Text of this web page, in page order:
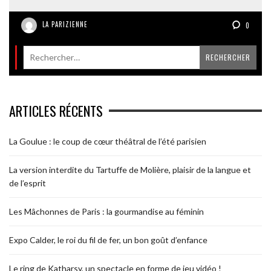
LA PARIZIENNE 0
ARTICLES RÉCENTS
La Goulue : le coup de cœur théâtral de l’été parisien
La version interdite du Tartuffe de Molière, plaisir de la langue et
de l’esprit
Les Mâchonnes de Paris : la gourmandise au féminin
Expo Calder, le roi du fil de fer, un bon goût d’enfance
Le ring de Katharsy, un spectacle en forme de jeu vidéo !